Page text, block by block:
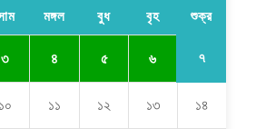
মঙ্গল বুধ বৃহ শুক্র
৩ ৪ ৫ ৬ ৭
১০ ১১ ১২ ১৩ ১৪